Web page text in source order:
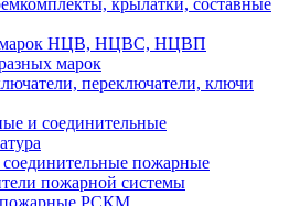
марок НЦВ, НЦВС, НЦВП
марок
переключатели, ключи
и соединительные
соединительные пожарные
пожарной системы
РСКМ